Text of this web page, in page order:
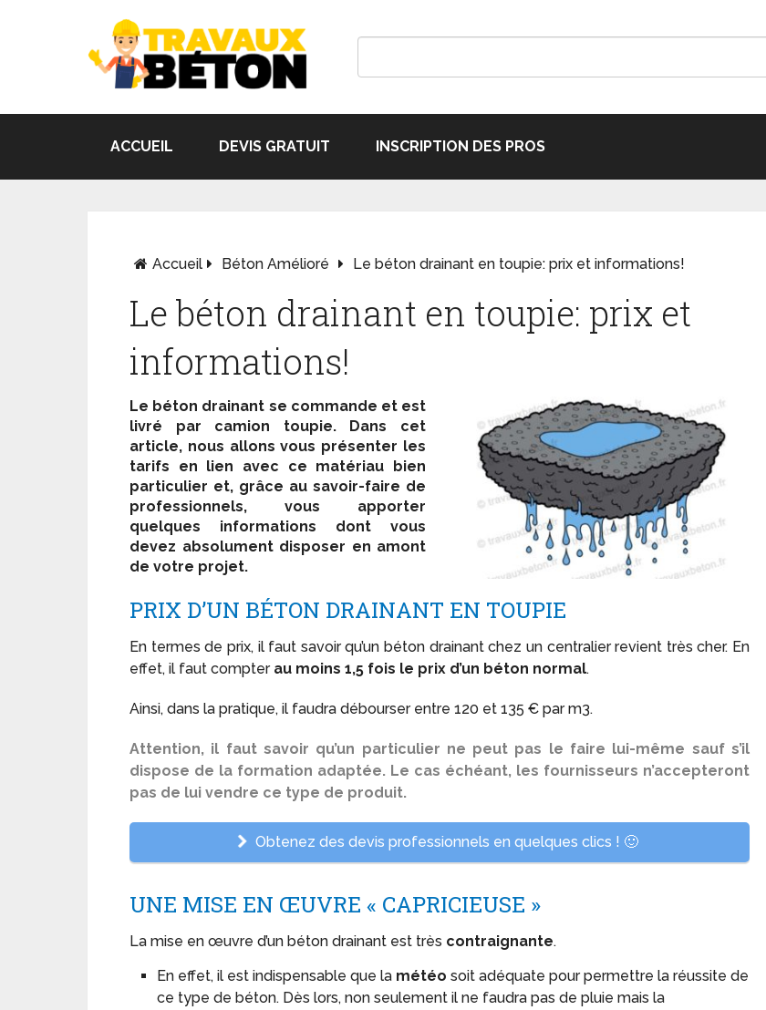
ACCUEIL DEVIS GRATUIT INSCRIPTION DES PROS
Accueil Béton Amélioré Le béton drainant en toupie: prix et informations!
Le béton drainant en toupie: prix et
informations!
Le béton drainant se commande et est
livré par camion toupie. Dans cet
article, nous allons vous présenter les
tarifs en lien avec ce matériau bien
particulier et, grâce au savoir-faire de
professionnels, vous apporter
quelques informations dont vous
devez absolument disposer en amont
de votre projet.
PRIX D’UN BÉTON DRAINANT EN TOUPIE
En termes de prix, il faut savoir qu’un béton drainant chez un centralier revient très cher. En
effet, il faut compter au moins 1,5 fois le prix d’un béton normal.
Ainsi, dans la pratique, il faudra débourser entre 120 et 135 € par m3.
Attention, il faut savoir qu’un particulier ne peut pas le faire lui-même sauf s’il
dispose de la formation adaptée. Le cas échéant, les fournisseurs n’accepteront
pas de lui vendre ce type de produit.
Obtenez des devis professionnels en quelques clics ! 🙂
UNE MISE EN ŒUVRE « CAPRICIEUSE »
La mise en œuvre d’un béton drainant est très contraignante.
En effet, il est indispensable que la météosoit adéquate pour permettre la réussite de
ce type de béton. Dès lors, non seulement il ne faudra pas de pluie mais la